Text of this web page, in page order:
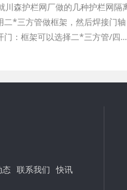
森护栏网厂做的几种护栏网隔
*三方管做框架，然后焊接门
门：框架可以选择二*三方管/四…
态 联系我们 快讯